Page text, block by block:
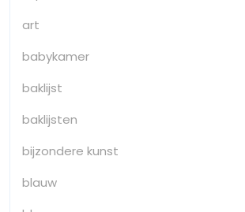
art
babykamer
baklijst
baklijsten
bijzondere kunst
blauw